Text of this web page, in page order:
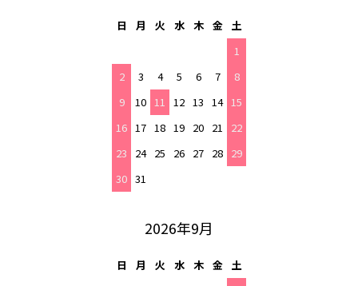
日 月 火 水 木 金
土
1
2
3 4 5 6 7
8
9
10 11 12 13 14 15
16 17 18 19 20 21
22
23
24 25 26 27 28 29
30 31
2026年9月
日 月 火 水 木 金
土